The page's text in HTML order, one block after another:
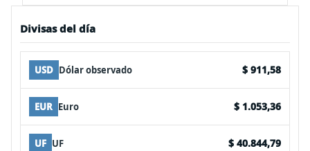
Divisas del día
USD Dólar observado $ 911,58
EUR Euro $ 1.053,36
UF UF $ 40.844,79